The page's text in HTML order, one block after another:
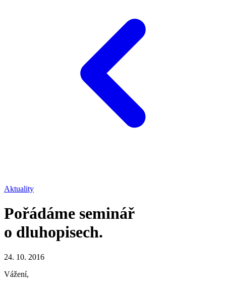
Aktuality
Pořádáme seminář
o dluhopisech.
24. 10. 2016
Vážení,